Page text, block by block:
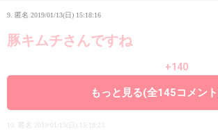
9. 匿名 2019/01/13(日) 15:18:16
豚キムチさんですね
+140
10. 匿名 2019/01/13(日) 15:18:23
もっと見る(全145コメン